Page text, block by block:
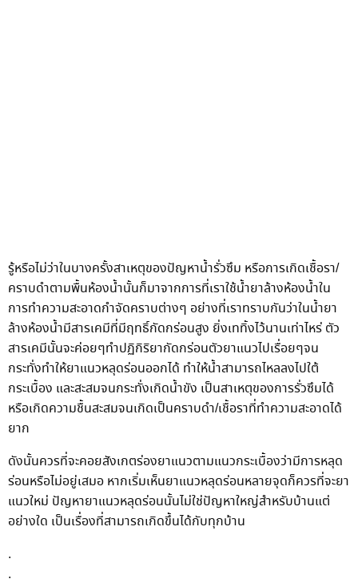
รู้หรือไม่ว่าในบางครั้งสาเหตุของปัญหาน้ำรั่วซึม หรือการเกิดเชื้อรา/
คราบดำตามพื้นห้องน้ำนั้นก็มาจากการที่เราใช้น้ำยาล้างห้องน้ำใน
การทำความสะอาดกำจัดคราบต่างๆ อย่างที่เราทราบกันว่าในน้ำยา
ล้างห้องน้ำมีสารเคมีที่มีฤทธิ์กัดกร่อนสูง ยิ่งเททิ้งไว้นานเท่าไหร่ ตัว
สารเคมีนั้นจะค่อยๆทำปฏิกิริยากัดกร่อนตัวยาแนวไปเรื่อยๆจน
กระทั่งทำให้ยาแนวหลุดร่อนออกได้ ทำให้น้ำสามารถไหลลงไปใต้
กระเบื้อง และสะสมจนกระทั่งเกิดน้ำขัง เป็นสาเหตุของการรั่วซึมได้
หรือเกิดความชื้นสะสมจนเกิดเป็นคราบดำ/เชื้อราที่ทำความสะอาดได้
ยาก
ดังนั้นควรที่จะคอยสังเกตร่องยาแนวตามแนวกระเบื้องว่ามีการหลุด
ร่อนหรือไม่อยู่เสมอ หากเริ่มเห็นยาแนวหลุดร่อนหลายจุดก็ควรที่จะยา
แนวใหม่ ปัญหายาแนวหลุดร่อนนั้นไม่ใช่ปัญหาใหญ่สำหรับบ้านแต่
อย่างใด เป็นเรื่องที่สามารถเกิดขึ้นได้กับทุกบ้าน
.
.